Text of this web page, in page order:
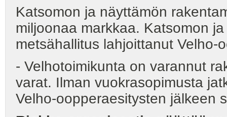
Katsomon ja näyttämön
miljoonaa markkaa. Katsomon
metsähallitus lahjoittanut Velho-
- Velhotoimikunta on varannut
varat. Ilman vuokrasopimusta
Velho-oopperaesitysten jälkeen